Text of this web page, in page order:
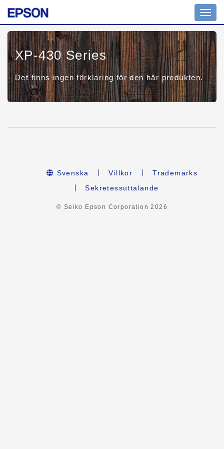
XP-430 Series
Det finns ingen förklaring för den här produkten.
Svenska Villkor
Trademarks
Sekretessuttalande
© Seiko Epson Corporation2026